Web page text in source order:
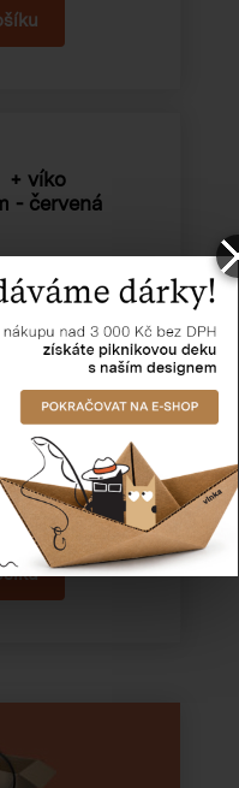
+ víko
- červená
52408